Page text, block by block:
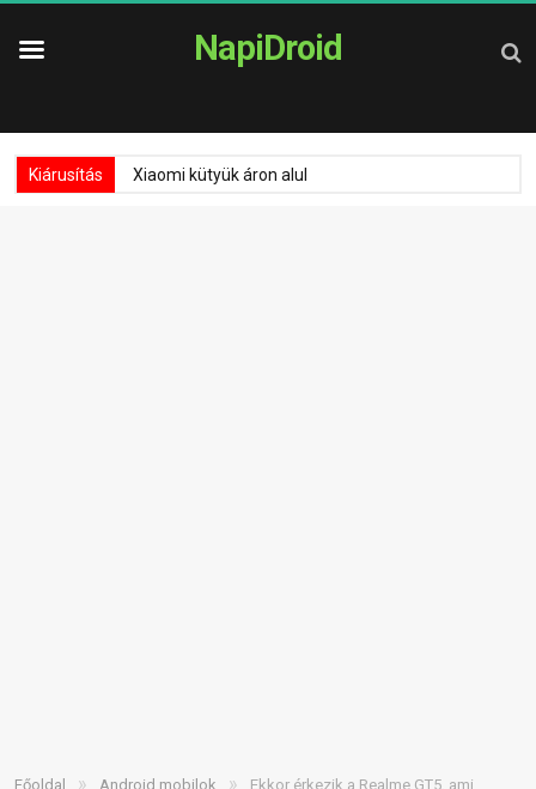
NapiDroid
Kiárusítás Xiaomi kütyük áron alul
Főoldal » Android mobilok »
Ekkor érkezik a Realme GT5, ami